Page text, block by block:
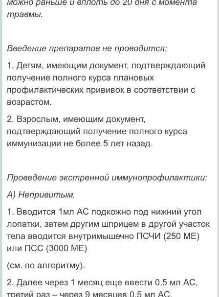
травмы.
Введение препаратов не проводится:
1. Детям, имеющим документ, подтверждающий
получение полного курса плановых
профилактических прививок в соответствии с
воз­растом.
2. Взрослым, имеющим документ,
подтверждающий получение полного курса
иммунизации не более 5 лет назад.
Проведение экстренной иммунопрофилактики:
А) Непривитым.
1. Вводится 1мл АС подкожно под нижний угол
лопатки, затем другим шприцем в другой участок
тела вводится внутримышечно ПСЧИ (250 МЕ)
или ПСС (3000 МЕ)
(см. по алгоритму).
2. Далее через 1 месяц еще ввести 0,5 мл АС,
третий раз – через 9 месяцев 0,5 мл АС.